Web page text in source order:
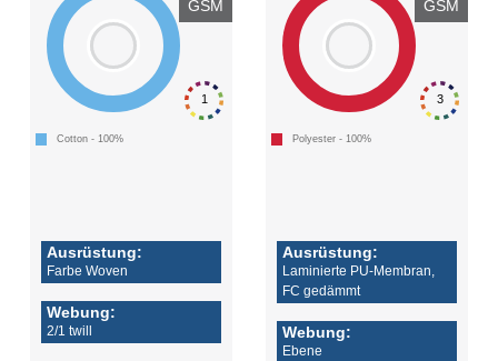
1
GSM
Cotton - 100%
Ausrüstung:
Farbe Woven
Webung:
2/1 twill
3
GSM
Polyester - 100%
Ausrüstung:
Laminierte PU-Membran,
FC gedämmt
Webung:
Ebene